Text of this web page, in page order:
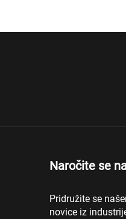
Naročite se
Pridružite se
novice iz